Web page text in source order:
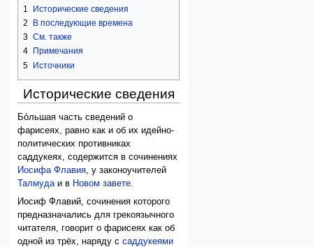
1
Исторические сведения
2
В последующие времена
3 См. также
4
Примечания
5 Источники
Исторические сведения
Бо́льшая часть сведений о
фарисеях, равно как и об их идейно-
политических противниках
саддукеях, содержится в сочинениях
Иосифа Флавия, у законоучителей
Талмудаи в Новом завете.
Иосиф Флавий, сочинения которого
предназначались для грекоязычного
читателя, говорит о фарисеях как об
одной из трёх, наряду ссаддукеями